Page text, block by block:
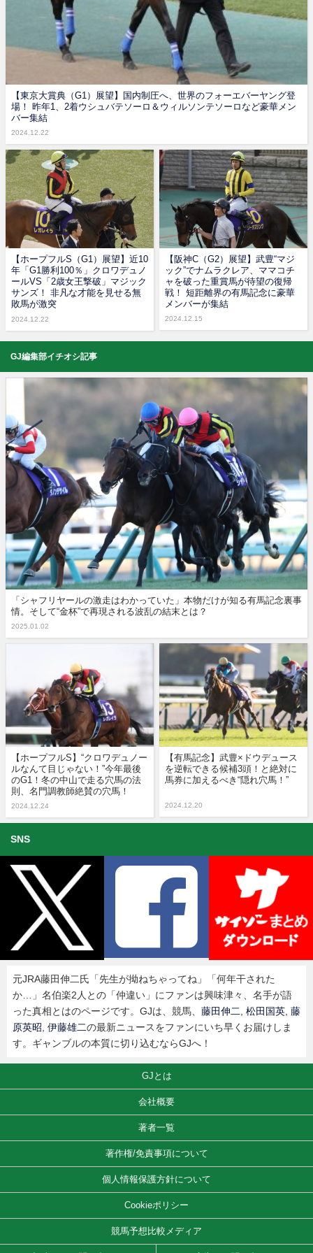
【東京大賞典（G1）展望】国内制圧へ、世界のフォーエバーヤング登
場！ 昨年1、2着ウシュバテソーロ＆ウィルソンテソーロなど豪華メン
バー集結
2024.12.22
【ホープフルS（G1）展望】近10
年「G1勝利100％」クロワデュノ
ールVS「2歳女王撃破」マジック
サンズ！ 非凡な才能を見せる無
敗馬が激突
2024.12.22
【阪神C（G2）展望】武豊“マジ
ック”でナムラクレア、ママコチ
ャを破った重賞馬が待望の復帰
戦！ 短距離界の有馬記念に豪華
メンバーが集結
2024.12.15
GJ編集部イチオシ記事
「シャフリヤールの激走はわかっていた」本物だけが知る有馬記念裏事
情。そして“金杯”で再現される波乱の結末とは？
2025.01.02
【ホープフルS】“クロワデュノー
ルなんて目じゃない！”今年最後
のG1！冬の中山で走る穴馬の法
則、名門調教師絶賛の穴馬！
2024.12.24
【有馬記念】武豊×ドウデュース
を逆転できる候補3頭！と絶対に
馬券に加えるべき“隠れ穴馬！”
2024.12.20
SNS
元JRA藤田伸二氏「先生が拗ねちゃってね」「何年干された
か…」名伯楽2人との「仲違い」にファンは興味津々、名手が語
った真相とはのページです。GJは、競馬、 藤田伸二, 松田国英, 藤
原英昭, 伊藤雄二の最新ニュースをファンにいち早くお届けしま
す。ギャンブルの本質に切り込むならGJへ！
GJとは
会社概要
著者一覧
著作権/免責事項について
個人情報保護方針について
Cookieポリシー
競馬予想比較メディア